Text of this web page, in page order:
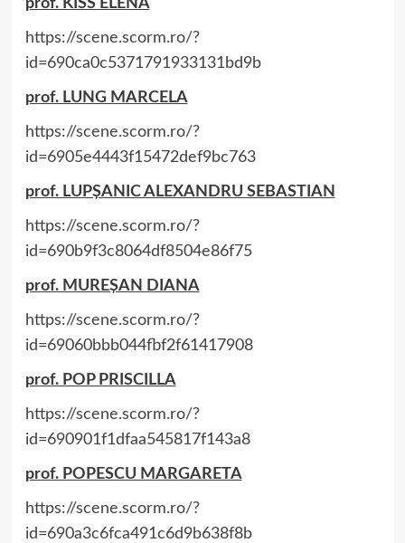
prof. KISS ELENA
https://scene.scorm.ro/?
id=690ca0c5371791933131bd9b
prof. LUNG MARCELA
https://scene.scorm.ro/?
id=6905e4443f15472def9bc763
prof. LUPȘANIC ALEXANDRU SEBASTIAN
https://scene.scorm.ro/?
id=690b9f3c8064df8504e86f75
prof. MUREȘAN DIANA
https://scene.scorm.ro/?
id=69060bbb044fbf2f61417908
prof. POP PRISCILLA
https://scene.scorm.ro/?
id=690901f1dfaa545817f143a8
prof. POPESCU MARGARETA
https://scene.scorm.ro/?
id=690a3c6fca491c6d9b638f8b